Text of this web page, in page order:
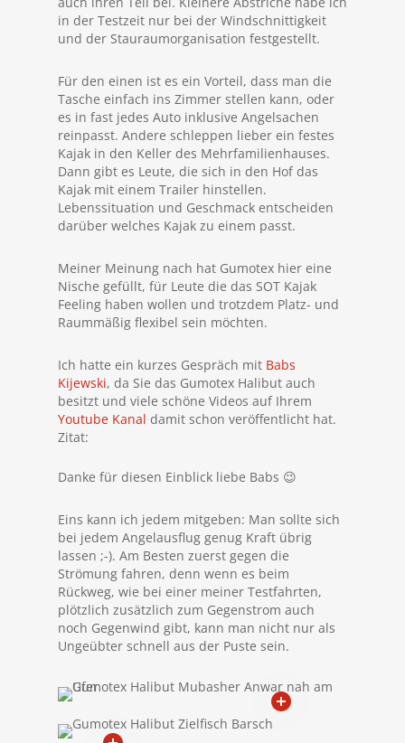
in der Testzeit nur bei der Windschnittigkeit
und der Stauraumorganisation festgestellt.
Für den einen ist es ein Vorteil, dass man die
Tasche einfach ins Zimmer stellen kann, oder
es in fast jedes Auto inklusive Angelsachen
reinpasst. Andere schleppen lieber ein festes
Kajak in den Keller des Mehrfamilienhauses.
Dann gibt es Leute, die sich in den Hof das
Kajak mit einem Trailer hinstellen.
Lebenssituation und Geschmack entscheiden
darüber welches Kajak zu einem passt.
Meiner Meinung nach hat Gumotex hier eine
Nische gefüllt, für Leute die das SOT Kajak
Feeling haben wollen und trotzdem Platz- und
Raummäßig flexibel sein möchten.
Ich hatte ein kurzes Gespräch mit Babs
Kijewski, da Sie das Gumotex Halibut auch
besitzt und viele schöne Videos auf Ihrem
Youtube Kanal damit schon veröffentlicht hat.
Zitat:
Danke für diesen Einblick liebe Babs 😉
Eins kann ich jedem mitgeben: Man sollte sich
bei jedem Angelausflug genug Kraft übrig
lassen ;-). Am Besten zuerst gegen die
Strömung fahren, denn wenn es beim
Rückweg, wie bei einer meiner Testfahrten,
plötzlich zusätzlich zum Gegenstrom auch
noch Gegenwind gibt, kann man nicht nur als
Ungeübter schnell aus der Puste sein.